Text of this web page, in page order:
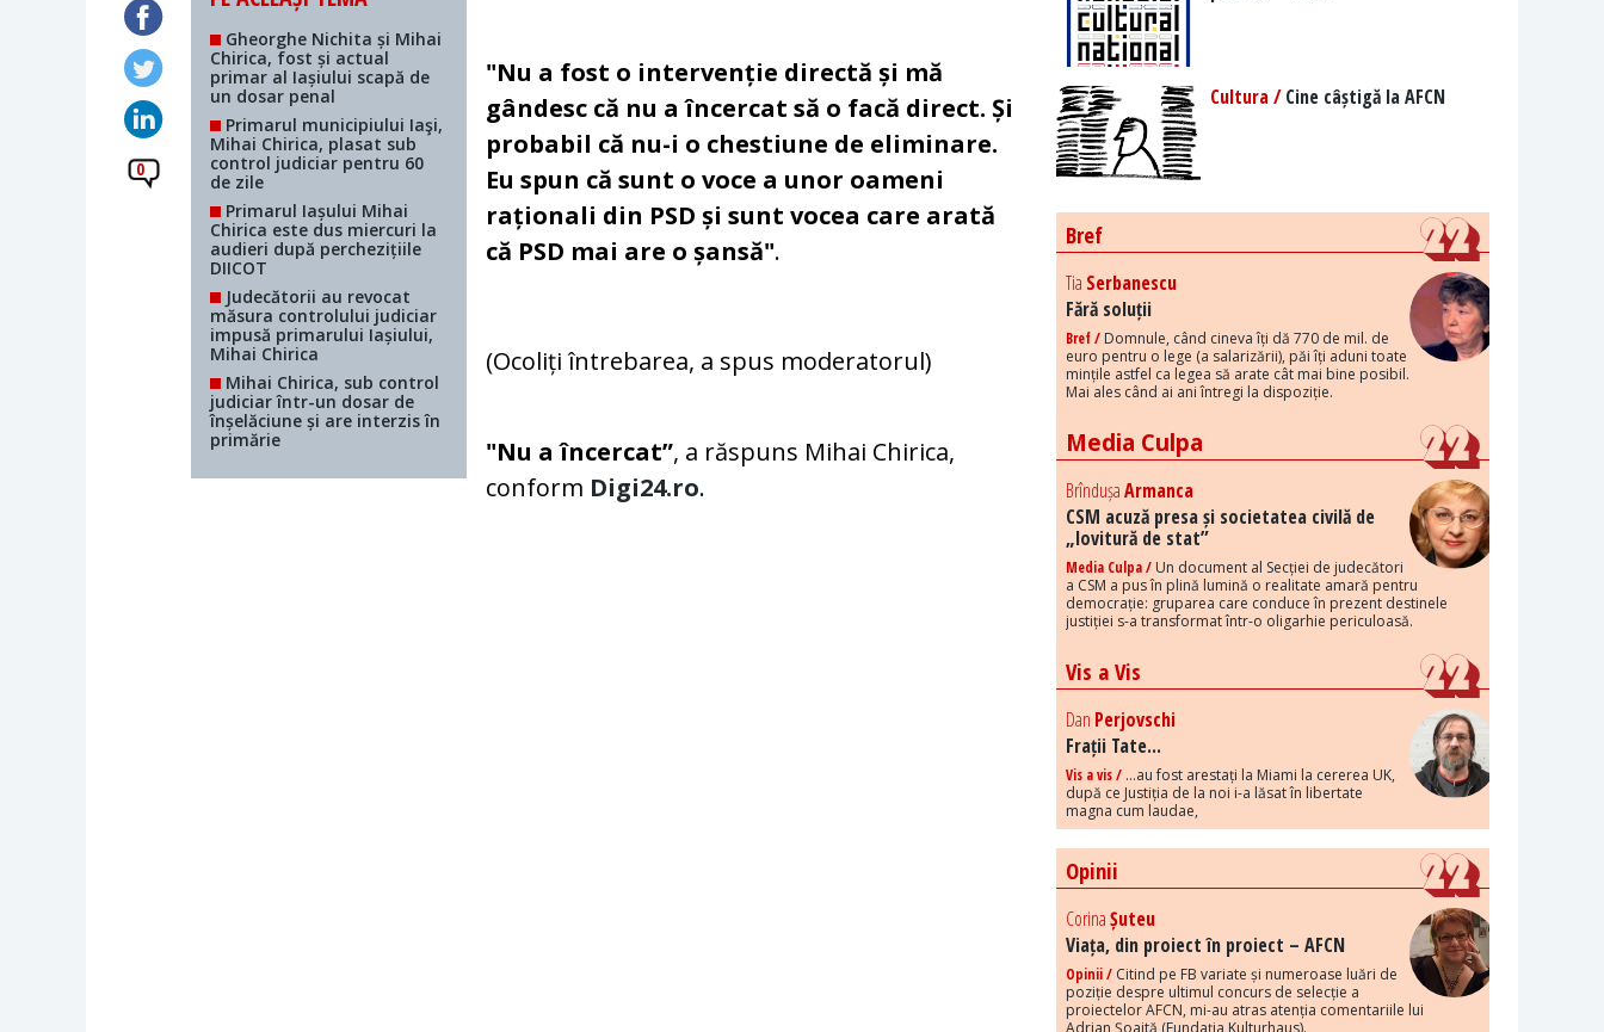
0
Gheorghe Nichita și Mihai
Chirica, fost și actual
primar al Iașiului scapă de
un dosar penal
Primarul municipiului Iaşi,
Mihai Chirica, plasat sub
control judiciar pentru 60
de zile
Primarul Iașului Mihai
Chirica este dus miercuri la
audieri după perchezițiile
DIICOT
Judecătorii au revocat
măsura controlului judiciar
impusă primarului Iașiului,
Mihai Chirica
Mihai Chirica, sub control
judiciar într-un dosar de
înșelăciune și are interzis în
primărie
"Nu a fost o intervenție directă și mă
gândesc că nu a încercat să o facă direct. Și
probabil că nu-i o chestiune de eliminare.
Eu spun că sunt o voce a unor oameni
raționali din PSD și sunt vocea care arată
că PSD mai are o șansă".
(Ocoliți întrebarea, a spus moderatorul)
"Nu a încercat”, a răspuns Mihai Chirica,
conform Digi24.ro.
Cultura /Cine câștigă la AFCN
Bref
Tia Serbanescu
Fără soluții
Bref / Domnule, când cineva îți dă 770 de mil. de
euro pentru o lege (a salarizării), păi îți aduni toate
mințile astfel ca legea să arate cât mai bine posibil.
Mai ales când ai ani întregi la dispoziție.
Media Culpa
BrîndușaArmanca
CSM acuză presa și societatea civilă de
„lovitură de stat”
Media Culpa / Un document al Secției de judecători
a CSM a pus în plină lumină o realitate amară pentru
democrație: gruparea care conduce în prezent destinele
justiției s-a transformat într-o oligarhie periculoasă.
Vis a Vis
Dan Perjovschi
Frații Tate...
Vis a vis / ...au fost arestați la Miami la cererea UK,
după ce Justiția de la noi i-a lăsat în libertate
magna cum laudae,
Opinii
CorinaȘuteu
Viața, din proiect în proiect – AFCN
Opinii / Citind pe FB variate și numeroase luări de
poziție despre ultimul concurs de selecție a
proiectelor AFCN, mi-au atras atenția comentariile lui